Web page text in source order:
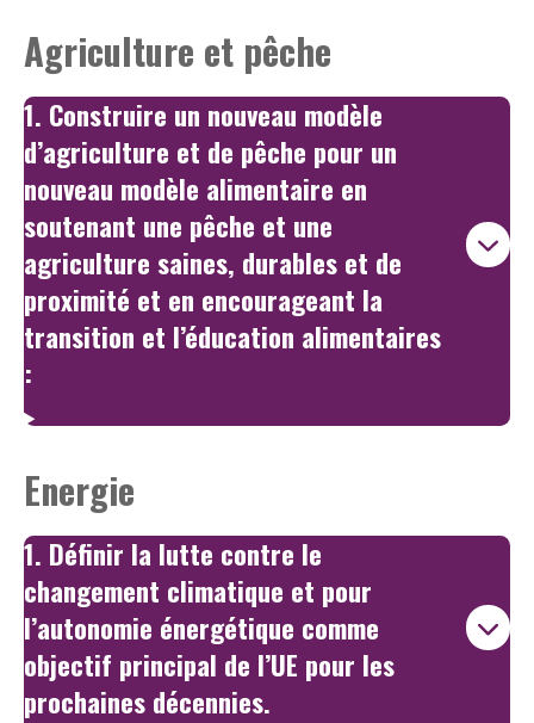
Agriculture et pêche
1. Construire un nouveau modèle
d’agriculture et de pêche pour un
nouveau modèle alimentaire en
soutenant une pêche et une
agriculture saines, durables et de
proximité et en encourageant la
transition et l’éducation alimentaires
:
Energie
1. Définir la lutte contre le
changement climatique et pour
l’autonomie énergétique comme
objectif principal de l’UE pour les
prochaines décennies.